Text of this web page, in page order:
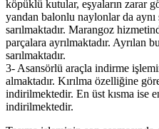
köpüklü kutular, eşyaların zarar
yandan balonlu naylonlar da
sarılmaktadır. Marangoz
parçalara ayrılmaktadır. Ayrılan
sarılmaktadır.
3- Asansörlü araçla indirme
almaktadır. Kırılma özelliğine
indirilmektedir. En üst kısma ise
indirilmektedir.